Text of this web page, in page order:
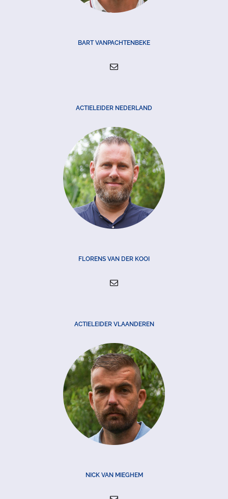
BART VANPACHTENBEKE
ACTIELEIDER NEDERLAND
FLORENS VAN DER KOOI
ACTIELEIDER VLAANDEREN
NICK VAN MIEGHEM